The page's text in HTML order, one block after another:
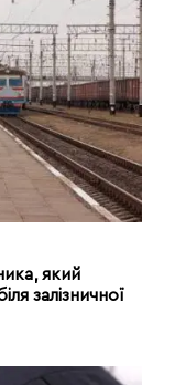
який
залізничної